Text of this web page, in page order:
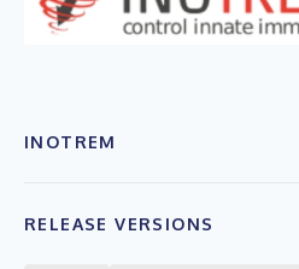
INOTREM
RELEASE VERSIONS